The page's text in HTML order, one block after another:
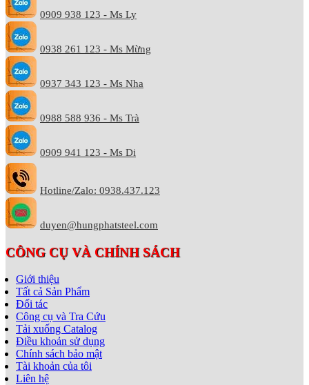
0909 938 123 - Ms Ly
0938 261 123 - Ms Mừng
0937 343 123 - Ms Nha
0988 588 936 - Ms Trà
0909 941 123 - Ms Di
Hotline/Zalo: 0938.437.123
duyen@hungphatsteel.com
CÔNG CỤ VÀ CHÍNH SÁCH
Giới thiệu
Tất cả Sản Phẩm
Đối tác
Công cụ và Tra Cứu
Tải xuống Catalog
Điều khoản sử dụng
Chính sách bảo mật
Tài khoản của tôi
Liên hệ